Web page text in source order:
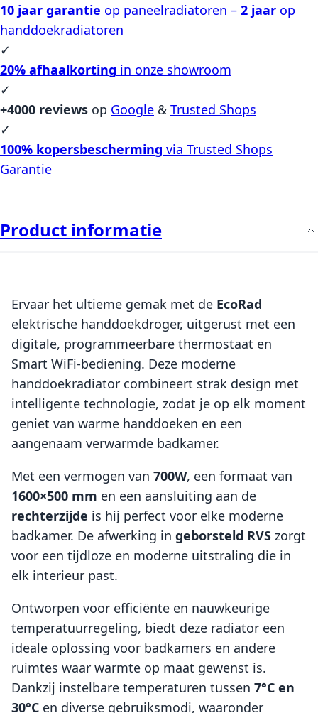
10 jaar garantie op paneelradiatoren – 2 jaar op
handdoekradiatoren
✓
20% afhaalkorting in onze showroom
✓
+4000 reviews op Google & Trusted Shops
✓
100% kopersbescherming via Trusted Shops
Garantie
Product informatie
Ervaar het ultieme gemak met de EcoRad
elektrische handdoekdroger, uitgerust met een
digitale, programmeerbare thermostaat en
Smart WiFi-bediening. Deze moderne
handdoekradiator combineert strak design met
intelligente technologie, zodat je op elk moment
geniet van warme handdoeken en een
aangenaam verwarmde badkamer.
Met een vermogen van 700W, een formaat van
1600×500 mm en een aansluiting aan de
rechterzijde is hij perfect voor elke moderne
badkamer. De afwerking in geborsteld RVS zorgt
voor een tijdloze en moderne uitstraling die in
elk interieur past.
Ontworpen voor efficiënte en nauwkeurige
temperatuurregeling, biedt deze radiator een
ideale oplossing voor badkamers en andere
ruimtes waar warmte op maat gewenst is.
Dankzij instelbare temperaturen tussen 7°C en
30°C en diverse gebruiksmodi, waaronder